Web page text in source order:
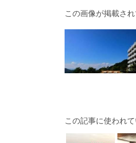
この画像が掲載さ
この記事に使われ